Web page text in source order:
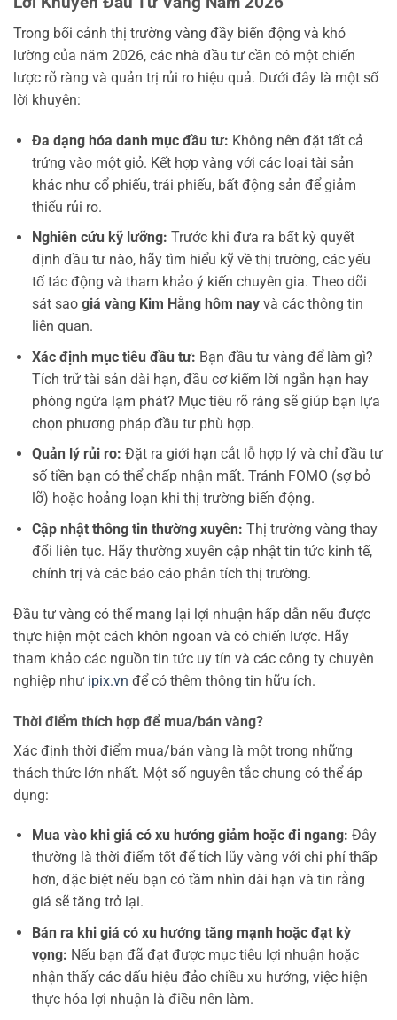
Trong bối cảnh thị trường vàng đầy biến động và khó
lường của năm 2026, các nhà đầu tư cần có một chiến
lược rõ ràng và quản trị rủi ro hiệu quả. Dưới đây là một số
lời khuyên:
Đa dạng hóa danh mục đầu tư: Không nên đặt tất cả
trứng vào một giỏ. Kết hợp vàng với các loại tài sản
khác như cổ phiếu, trái phiếu, bất động sản để giảm
thiểu rủi ro.
Nghiên cứu kỹ lưỡng: Trước khi đưa ra bất kỳ quyết
định đầu tư nào, hãy tìm hiểu kỹ về thị trường, các yếu
tố tác động và tham khảo ý kiến chuyên gia. Theo dõi
sát sao giá vàng Kim Hằng hôm nayvà các thông tin
liên quan.
Xác định mục tiêu đầu tư: Bạn đầu tư vàng để làm gì?
Tích trữ tài sản dài hạn, đầu cơ kiếm lời ngắn hạn hay
phòng ngừa lạm phát? Mục tiêu rõ ràng sẽ giúp bạn lựa
chọn phương pháp đầu tư phù hợp.
Quản lý rủi ro: Đặt ra giới hạn cắt lỗ hợp lý và chỉ đầu tư
số tiền bạn có thể chấp nhận mất. Tránh FOMO (sợ bỏ
lỡ) hoặc hoảng loạn khi thị trường biến động.
Cập nhật thông tin thường xuyên: Thị trường vàng thay
đổi liên tục. Hãy thường xuyên cập nhật tin tức kinh tế,
chính trị và các báo cáo phân tích thị trường.
Đầu tư vàng có thể mang lại lợi nhuận hấp dẫn nếu được
thực hiện một cách khôn ngoan và có chiến lược. Hãy
tham khảo các nguồn tin tức uy tín và các công ty chuyên
nghiệp như ipix.vn để có thêm thông tin hữu ích.
Thời điểm thích hợp để mua/bán vàng?
Xác định thời điểm mua/bán vàng là một trong những
thách thức lớn nhất. Một số nguyên tắc chung có thể áp
dụng:
Mua vào khi giá có xu hướng giảm hoặc đi ngang: Đây
thường là thời điểm tốt để tích lũy vàng với chi phí thấp
hơn, đặc biệt nếu bạn có tầm nhìn dài hạn và tin rằng
giá sẽ tăng trở lại.
Bán ra khi giá có xu hướng tăng mạnh hoặc đạt kỳ
vọng: Nếu bạn đã đạt được mục tiêu lợi nhuận hoặc
nhận thấy các dấu hiệu đảo chiều xu hướng, việc hiện
thực hóa lợi nhuận là điều nên làm.